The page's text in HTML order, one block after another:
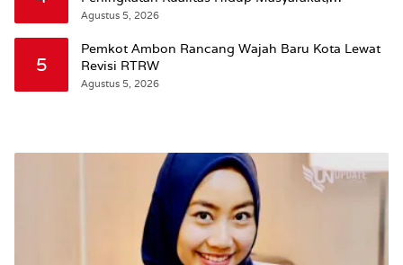
Wattimena: Revisi RT-RW Ditetapkan Pemkot
Agustus 5, 2026
5
Pemkot Ambon Rancang Wajah Baru Kota Lewat
Revisi RTRW
Agustus 5, 2026